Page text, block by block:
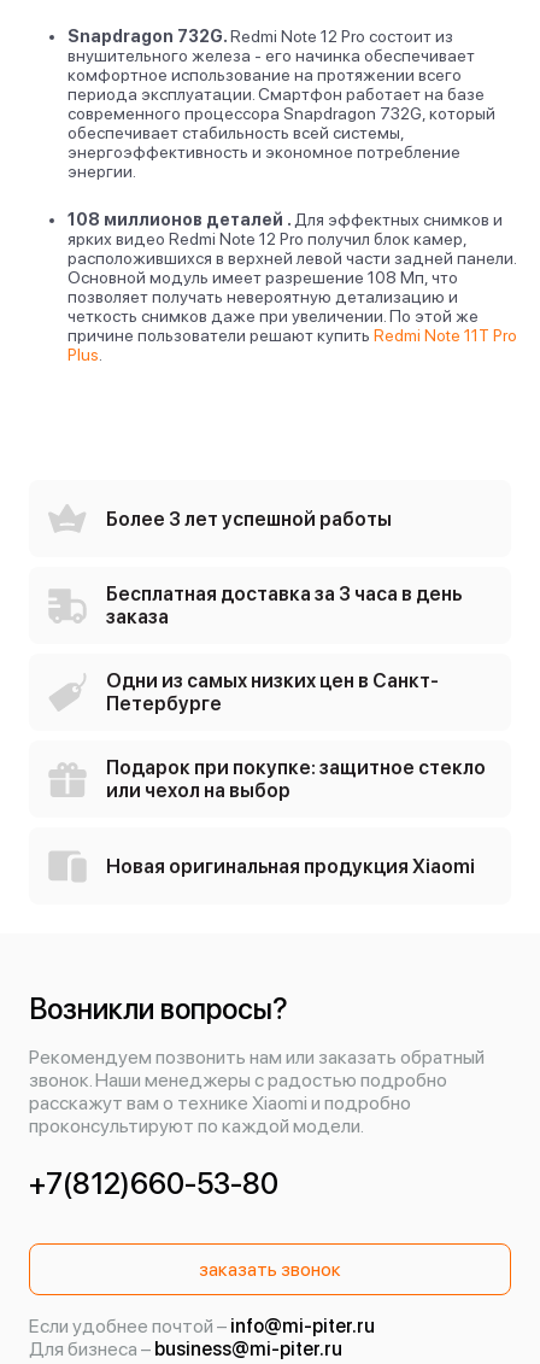
Snapdragon 732G.Redmi Note 12 Pro состоит из
внушительного железа - его начинка обеспечивает
комфортное использование на протяжении всего
периода эксплуатации. Смартфон работает на базе
современного процессора Snapdragon 732G, который
обеспечивает стабильность всей системы,
энергоэффективность и экономное потребление
энергии.
108 миллионов деталей .Для эффектных снимков и
ярких видео Redmi Note 12 Pro получил блок камер,
расположившихся в верхней левой части задней панели.
Основной модуль имеет разрешение 108 Мп, что
позволяет получать невероятную детализацию и
четкость снимков даже при увеличении. По этой же
причине пользователи решаюткупить Redmi Note 11T Pro
Plus.
Более 3 лет успешной работы
Бесплатная доставка за 3 часа в день
заказа
Одни из самых низких цен в Санкт-
Петербурге
Подарок при покупке: защитное стекло
или чехол на выбор
Новая оригинальная продукция Xiaomi
Возникли вопросы?
Рекомендуем позвонить нам или заказать обратный
звонок. Наши менеджеры с радостью подробно
расскажут вам о технике Xiaomi и подробно
проконсультируют по каждой модели.
+7(812)660-53-80
заказать звонок
Если удобнее почтой – info@mi-piter.ru
Для бизнеса – business@mi-piter.ru